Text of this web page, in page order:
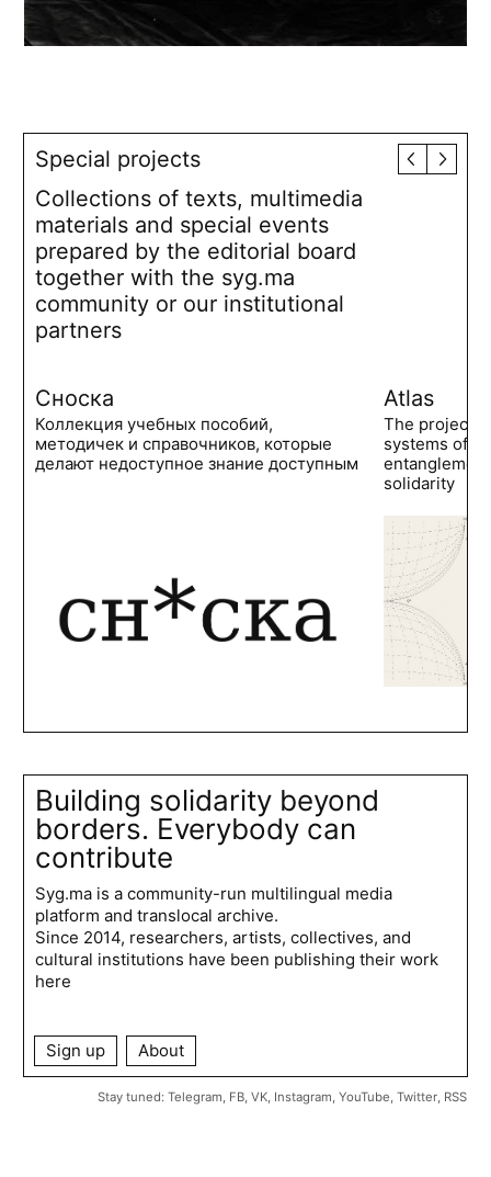
Special projects
Collections of texts, multimedia
materials and special events
prepared by the editorial board
together with the syg.ma
community or our institutional
partners
Сноска
Коллекция учебных пособий,
методичек и справочников, которые
делают недоступное знание доступным
Atlas
The project
systems of
solidarity
Building solidarity beyond
borders. Everybody can
contribute
Syg.ma is a community-run multilingual media
platform and translocal archive.
Since 2014, researchers, artists, collectives, and
cultural institutions have been publishing their work
here
Sign up About
Stay tuned: Telegram, FB, VK, Instagram, YouTube, Twitter, RSS